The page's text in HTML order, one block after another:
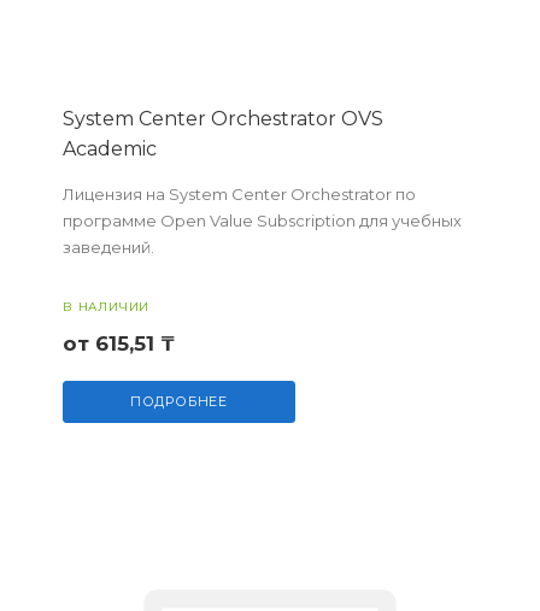
System Center Orchestrator OVS
Academic
Лицензия на System Center Orchestrator по
программе Open Value Subscription для учебных
заведений.
В НАЛИЧИИ
от 615,51 ₸
ПОДРОБНЕЕ